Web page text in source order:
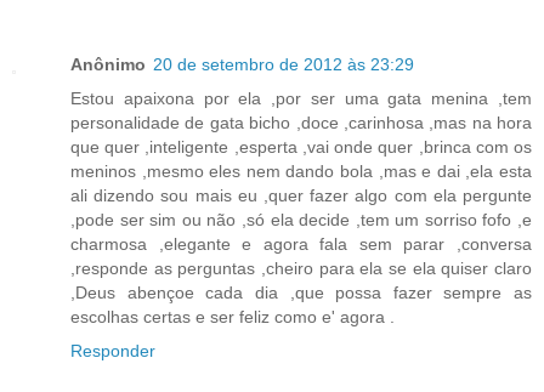
Anônimo 20 de setembro de 2012 às 23:29
Estou apaixona por ela ,por ser uma gata menina ,tem
personalidade de gata bicho ,doce ,carinhosa ,mas na hora
que quer ,inteligente ,esperta ,vai onde quer ,brinca com os
meninos ,mesmo eles nem dando bola ,mas e dai ,ela esta
ali dizendo sou mais eu ,quer fazer algo com ela pergunte
,pode ser sim ou não ,só ela decide ,tem um sorriso fofo ,e
charmosa ,elegante e agora fala sem parar ,conversa
,responde as perguntas ,cheiro para ela se ela quiser claro
,Deus abençoe cada dia ,que possa fazer sempre as
escolhas certas e ser feliz como e' agora .
Responder